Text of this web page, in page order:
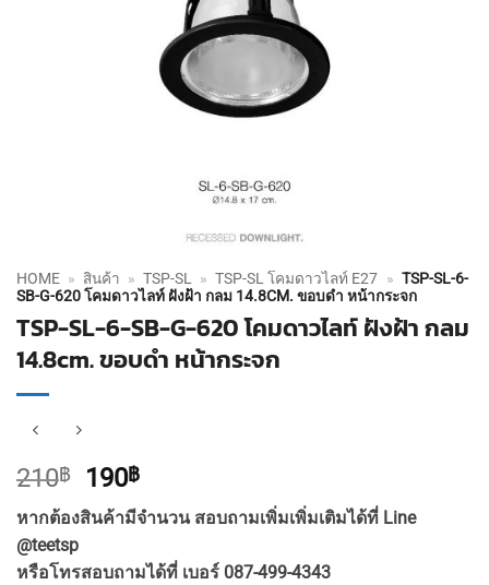
HOME » สินค้า » TSP-SL » TSP-SL โคมดาวไลท์ E27 » TSP-SL-6-
SB-G-620 โคมดาวไลท์ ฝังฝ้า กลม 14.8CM. ขอบดำ หน้ากระจก
TSP-SL-6-SB-G-620 โคมดาวไลท์ ฝังฝ้า กลม
14.8cm. ขอบดำ หน้ากระจก
210฿
Original
price
was:
210฿.
190฿Current
price
is:
190฿.
หากต้องสินค้ามีจำนวน สอบถามเพิ่มเพิ่มเติมได้ที่ Line
@teetsp
หรือโทรสอบถามได้ที่ เบอร์ 087-499-4343